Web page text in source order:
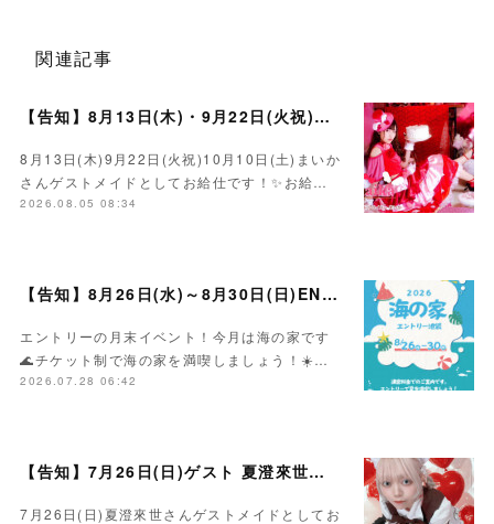
関連記事
【告知】8月13日(木)・9月22日(火祝)・10月10日(土)ゲスト まいかさん🍓
8月13日(木)9月22日(火祝)10月10日(土)まいか
さんゲストメイドとしてお給仕です！✨お給…
2026.08.05 08:34
【告知】8月26日(水)～8月30日(日)ENTRY海の家イベント☀️
エントリーの月末イベント！今月は海の家です
🌊チケット制で海の家を満喫しましょう！☀️…
2026.07.28 06:42
【告知】7月26日(日)ゲスト 夏澄來世さん🍰
7月26日(日)夏澄來世さんゲストメイドとしてお